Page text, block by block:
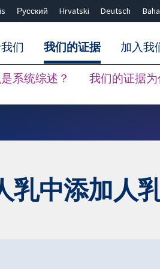
Русский Hrvatski Deutsch
们 我们的证据
系统综述？ 我们的证据
加入我
乳中添加人